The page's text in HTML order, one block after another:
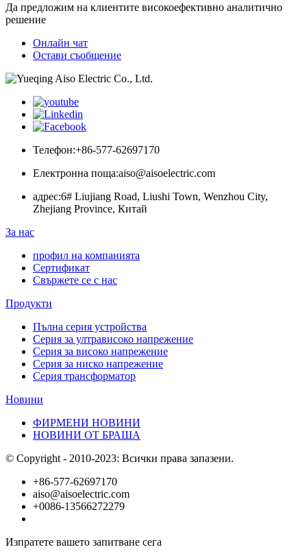
Да предложим на клиентите високоефективно аналитично
решение
Онлайн чат
Остави съобщение
Телефон:+86-577-62697170
Електронна поща:aiso@aisoelectric.com
адрес:6# Liujiang Road, Liushi Town, Wenzhou City,
Zhejiang Province, Китай
За нас
профил на компанията
Сертификат
Свържете се с нас
Продукти
Пълна серия устройства
Серия за ултрависоко напрежение
Серия за високо напрежение
Серия за ниско напрежение
Серия трансформатор
Новини
ФИРМЕНИ НОВИНИ
НОВИНИ ОТ БРАША
© Copyright - 2010-2023: Всички права запазени.
+86-577-62697170
aiso@aisoelectric.com
+0086-13566272279
Изпратете вашето запитване сега